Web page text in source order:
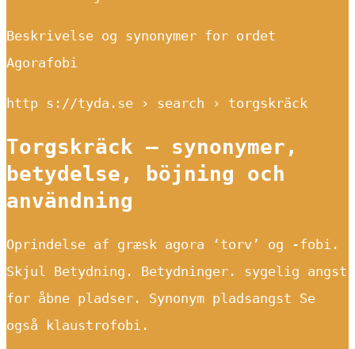
Beskrivelse og synonymer for ordet
Agorafobi
http s://tyda.se › search › torgskräck
Torgskräck – synonymer,
betydelse, böjning och
användning
Oprindelse af græsk agora ‘torv’ og -fobi.
Skjul Betydning. Betydninger. sygelig angst
for åbne pladser. Synonym pladsangst Se
også klaustrofobi.